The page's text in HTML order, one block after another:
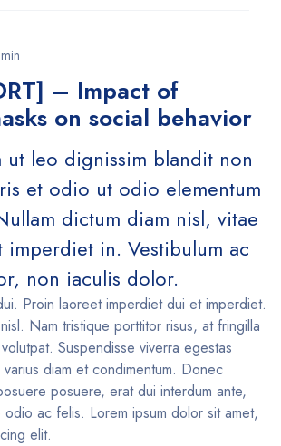
– Impact of
on social behavior
ut leo dignissim blandit non
et odio ut odio elementum
dictum diam nisl, vitae
imperdiet in. Vestibulum ac
non iaculis dolor.
Proin laoreet imperdiet dui et imperdiet.
Nam tristique porttitor risus, at fringilla
Suspendisse viverra egestas
diam et condimentum. Donec
posuere, erat dui interdum ante,
ac felis. Lorem ipsum dolor sit amet,
elit.